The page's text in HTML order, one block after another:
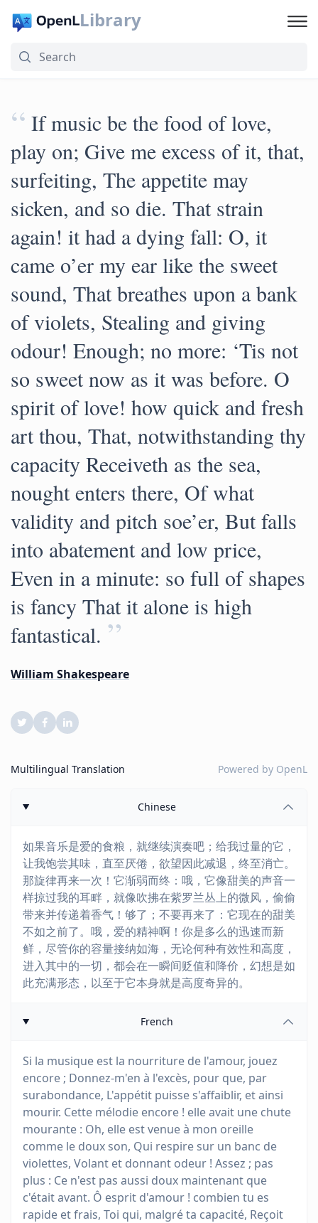
Library
“ If music be the food of love,
play on; Give me excess of it, that,
surfeiting, The appetite may
sicken, and so die. That strain
again! it had a dying fall: O, it
came o’er my ear like the sweet
sound, That breathes upon a bank
of violets, Stealing and giving
odour! Enough; no more: ‘Tis not
so sweet now as it was before. O
spirit of love! how quick and fresh
art thou, That, notwithstanding thy
capacity Receiveth as the sea,
nought enters there, Of what
validity and pitch soe’er, But falls
into abatement and low price,
Even in a minute: so full of shapes
is fancy That it alone is high
fantastical. ”
William Shakespeare
Multilingual Translation Powered by OpenL
Chinese
如果音乐是爱的食粮，就继续演奏吧；给我过量的它，
让我饱尝其味，直至厌倦，欲望因此减退，终至消亡。
那旋律再来一次！它渐弱而终：哦，它像甜美的声音一
样掠过我的耳畔，就像吹拂在紫罗兰丛上的微风，偷偷
带来并传递着香气！够了；不要再来了：它现在的甜美
不如之前了。哦，爱的精神啊！你是多么的迅速而新
鲜，尽管你的容量接纳如海，无论何种有效性和高度，
进入其中的一切，都会在一瞬间贬值和降价，幻想是如
此充满形态，以至于它本身就是高度奇异的。
French
Si la musique est la nourriture de l'amour, jouez
encore ; Donnez-m'en à l'excès, pour que, par
surabondance, L'appétit puisse s'affaiblir, et ainsi
mourir. Cette mélodie encore ! elle avait une chute
mourante : Oh, elle est venue à mon oreille
comme le doux son, Qui respire sur un banc de
violettes, Volant et donnant odeur ! Assez ; pas
plus : Ce n'est pas aussi doux maintenant que
c'était avant. Ô esprit d'amour ! combien tu es
rapide et frais, Toi qui, malgré ta capacité, Reçoit